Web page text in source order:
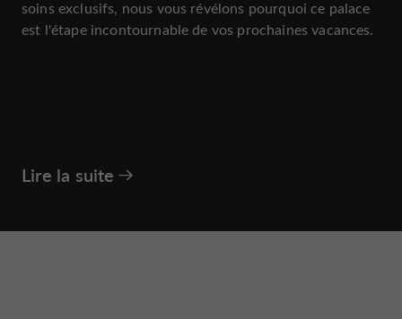
soins exclusifs, nous vous révélons pourquoi ce palace
est l'étape incontournable de vos prochaines vacances.
Lire la suite